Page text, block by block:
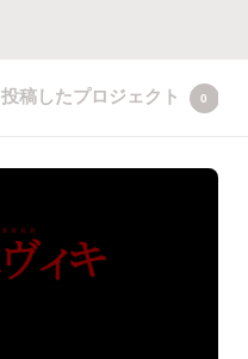
投稿したプロジェクト 0